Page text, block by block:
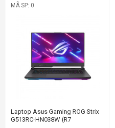
MÃ SP: 0
Laptop Asus Gaming ROG Strix
G513RC-HN038W (R7